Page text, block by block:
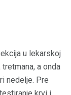
u lekarskoj
a onda
nedelje. Pre